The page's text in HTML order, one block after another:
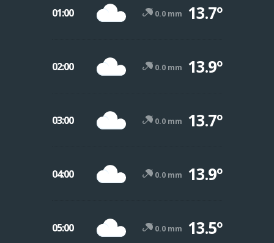
01:00 0.0 mm 13.7º
02:00 0.0 mm 13.9º
03:00 0.0 mm 13.7º
04:00 0.0 mm 13.9º
05:00 0.0 mm 13.5º